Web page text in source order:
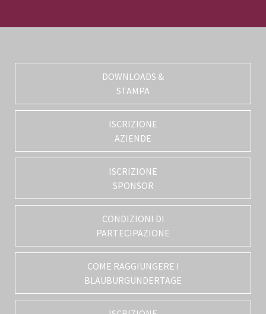
DOWNLOADS &
STAMPA
ISCRIZIONE
AZIENDE
ISCRIZIONE
SPONSOR
CONDIZIONI DI
PARTECIPAZIONE
COME RAGGIUNGERE I
BLAUBURGUNDERTAGE